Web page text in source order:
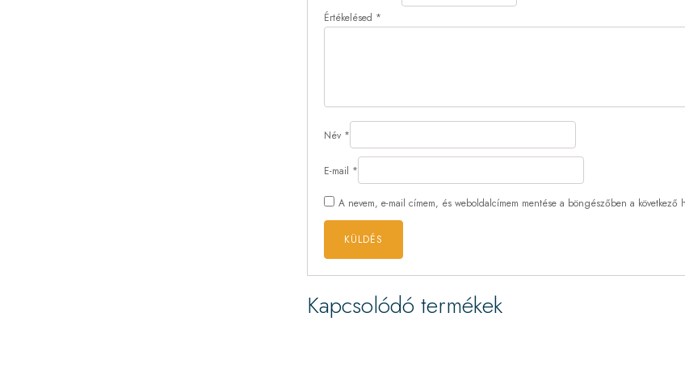
Értékelésed *
Név *
E-mail *
A nevem, e-mail címem, és weboldalcímem mentése a böngészőben a következő
Kapcsolódó termékek